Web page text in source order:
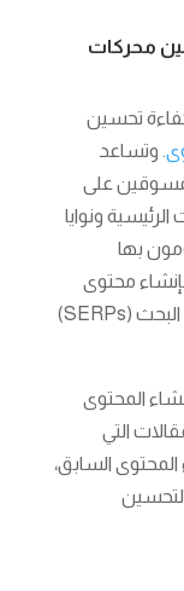
محركات
تحسين
. وتساعد
على
ونوايا
بها
محتوى
يحتل مرتبة أعلى في صفحات نتائج محرك البحث (SERPs)
المحتوى
التي
السابق،
لتحسين